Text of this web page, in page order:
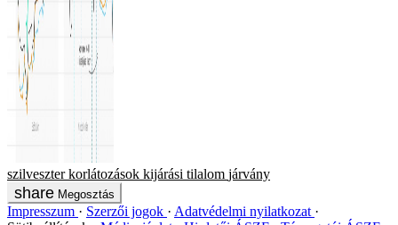
szilveszter korlátozások kijárási tilalom járvány
Megosztás
Impresszum Szerzői jogok
Adatvédelmi nyilatkozat